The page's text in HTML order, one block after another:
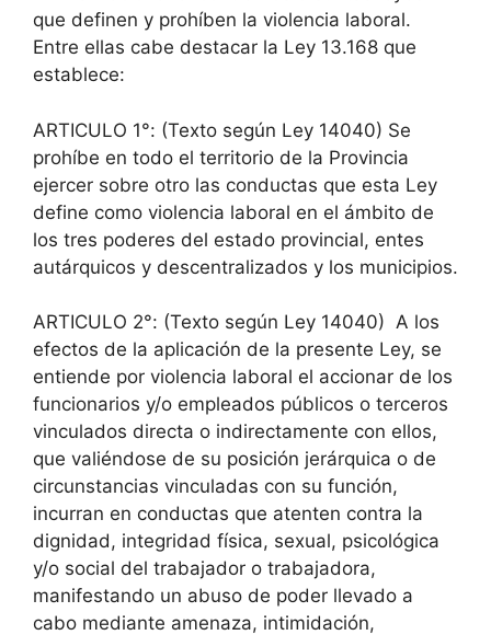
que definen y prohíben la violencia laboral.
Entre ellas cabe destacar la Ley 13.168 que
establece:
ARTICULO 1°: (Texto según Ley 14040) Se
prohíbe en todo el territorio de la Provincia
ejercer sobre otro las conductas que esta Ley
define como violencia laboral en el ámbito de
los tres poderes del estado provincial, entes
autárquicos y descentralizados y los municipios.
ARTICULO 2°: (Texto según Ley 14040) A los
efectos de la aplicación de la presente Ley, se
entiende por violencia laboral el accionar de los
funcionarios y/o empleados públicos o terceros
vinculados directa o indirectamente con ellos,
que valiéndose de su posición jerárquica o de
circunstancias vinculadas con su función,
incurran en conductas que atenten contra la
dignidad, integridad física, sexual, psicológica
y/o social del trabajador o trabajadora,
manifestando un abuso de poder llevado a
cabo mediante amenaza, intimidación,